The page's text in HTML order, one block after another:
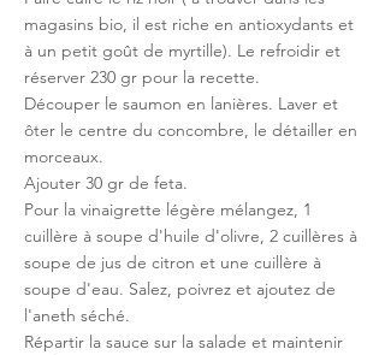
magasins bio, il est riche en antioxydants et
à un petit goût de myrtille). Le refroidir et
réserver 230 gr pour la recette.
Découper le saumon en lanières. Laver et
ôter le centre du concombre, le détailler en
morceaux.
Ajouter 30 gr de feta.
Pour la vinaigrette légère mélangez, 1
cuillère à soupe d'huile d'olivre, 2 cuillères à
soupe de jus de citron et une cuillère à
soupe d'eau. Salez, poivrez et ajoutez de
l'aneth séché.
Répartir la sauce sur la salade et maintenir